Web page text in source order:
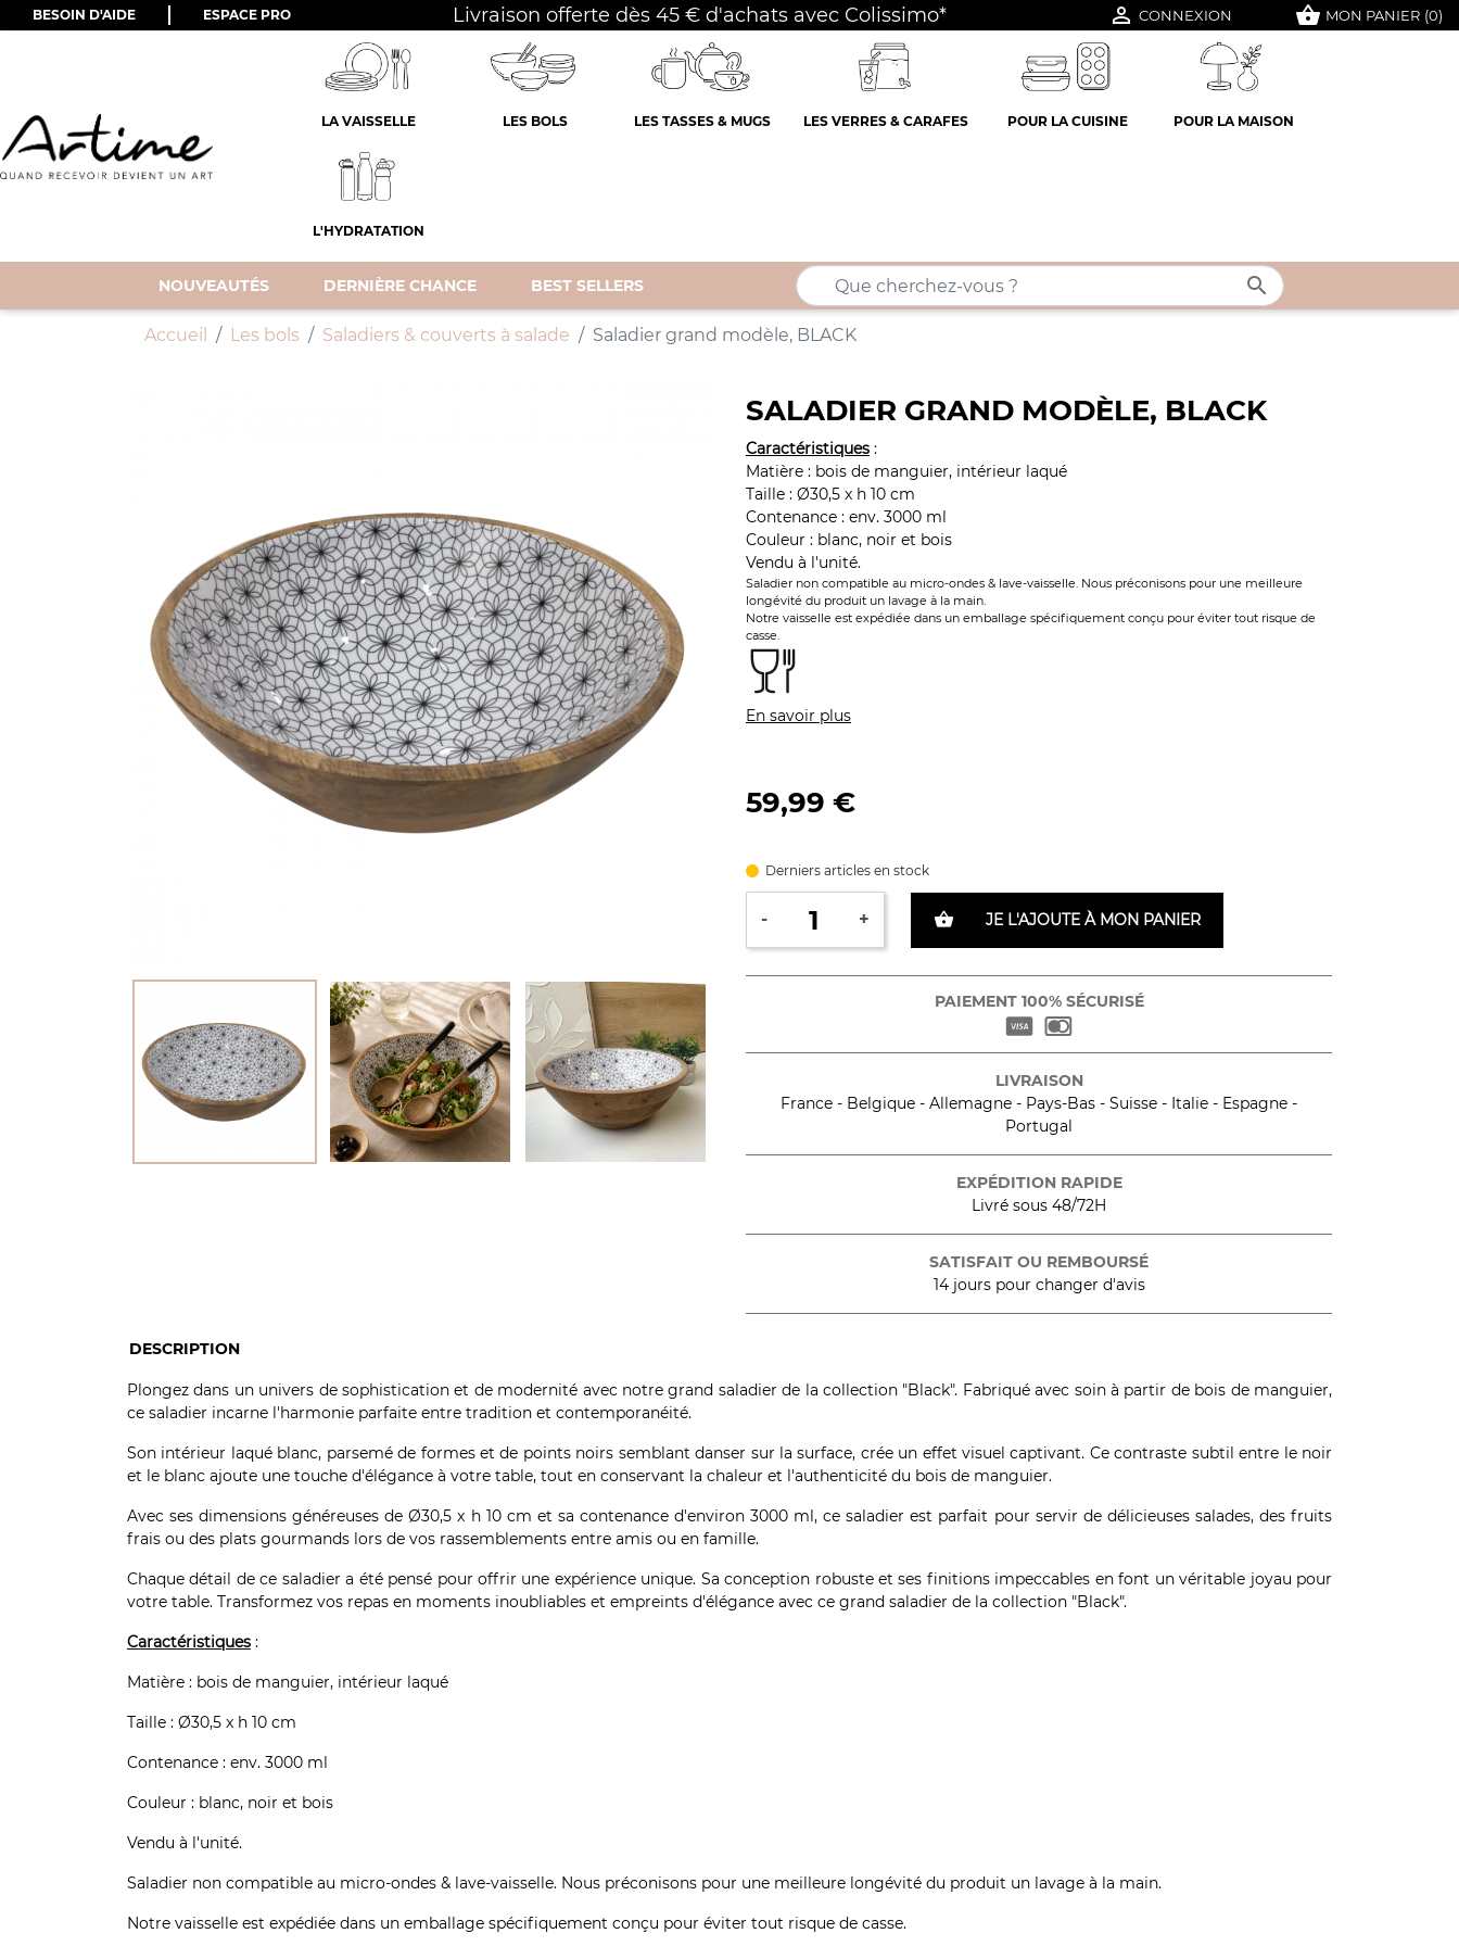
BESOIN D'AIDE ESPACE PRO Livraison offerte dès 45 € d'achats avec Colissimo*  CONNEXION shopping_basket MON PANIER (0)
LA VAISSELLE LES BOLS LES TASSES & MUGS LES VERRES & CARAFES POUR LA CUISINE POUR LA MAISON
L'HYDRATATION
NOUVEAUTÉS DERNIÈRE CHANCE BEST SELLERS 
Accueil Les bols Saladiers & couverts à salade Saladier grand modèle, BLACK
SALADIER GRAND MODÈLE, BLACK
Caractéristiques :
Matière : bois de manguier, intérieur laqué
Taille : Ø30,5 x h 10 cm
Contenance : env. 3000 ml
Couleur : blanc, noir et bois
Vendu à l'unité.
Saladier non compatible au micro-ondes & lave-vaisselle. Nous préconisons pour une meilleure
longévité du produit un lavage à la main.
Notre vaisselle est expédiée dans un emballage spécifiquement conçu pour éviter tout risque de
casse.
En savoir plus
59,99 €
Derniers articles en stock
- + shopping_basket JE L'AJOUTE À MON PANIER
PAIEMENT 100% SÉCURISÉ
LIVRAISON
France - Belgique - Allemagne - Pays-Bas - Suisse - Italie - Espagne -
Portugal
EXPÉDITION RAPIDE
Livré sous 48/72H
SATISFAIT OU REMBOURSÉ
14 jours pour changer d'avis
DESCRIPTION
Plongez dans un univers de sophistication et de modernité avec notre grand saladier de la collection "Black". Fabriqué avec soin à partir de bois de manguier,
ce saladier incarne l'harmonie parfaite entre tradition et contemporanéité.
Son intérieur laqué blanc, parsemé de formes et de points noirs semblant danser sur la surface, crée un effet visuel captivant. Ce contraste subtil entre le noir
et le blanc ajoute une touche d'élégance à votre table, tout en conservant la chaleur et l'authenticité du bois de manguier.
Avec ses dimensions généreuses de Ø30,5 x h 10 cm et sa contenance d'environ 3000 ml, ce saladier est parfait pour servir de délicieuses salades, des fruits
frais ou des plats gourmands lors de vos rassemblements entre amis ou en famille.
Chaque détail de ce saladier a été pensé pour offrir une expérience unique. Sa conception robuste et ses finitions impeccables en font un véritable joyau pour
votre table. Transformez vos repas en moments inoubliables et empreints d'élégance avec ce grand saladier de la collection "Black".
Caractéristiques :
Matière : bois de manguier, intérieur laqué
Taille : Ø30,5 x h 10 cm
Contenance : env. 3000 ml
Couleur : blanc, noir et bois
Vendu à l'unité.
Saladier non compatible au micro-ondes & lave-vaisselle. Nous préconisons pour une meilleure longévité du produit un lavage à la main.
Notre vaisselle est expédiée dans un emballage spécifiquement conçu pour éviter tout risque de casse.